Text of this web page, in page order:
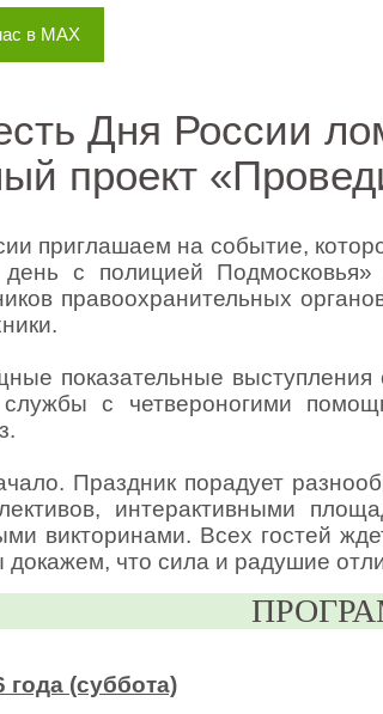
в MAX
Дня России
проект
приглашаем на событие,
с полицией
правоохранительных
показательные
службы с четвероногими
Праздник порадует
интерактивными
викторинами. Всех гостей
что сила и радушие
года (суббота)